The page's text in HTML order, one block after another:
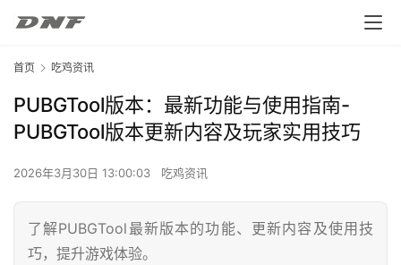
首页 吃鸡资讯
PUBGTool版本：最新功能与使用指南-
PUBGTool版本更新内容及玩家实用技巧
2026年3月30日 13:00:03 吃鸡资讯
了解PUBGTool最新版本的功能、更新内容及使用技
巧，提升游戏体验。